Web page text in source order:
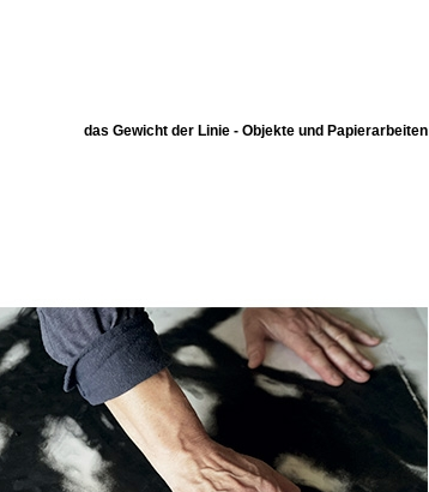
das Gewicht der Linie - Objekte und Papierarbeiten